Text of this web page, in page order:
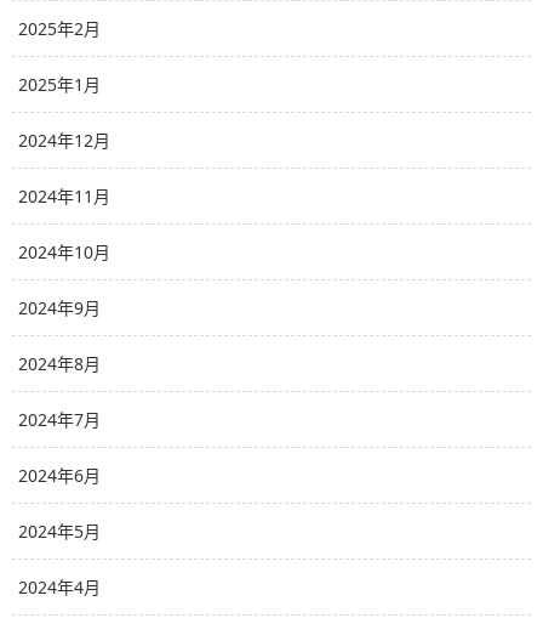
2025年2月
2025年1月
2024年12月
2024年11月
2024年10月
2024年9月
2024年8月
2024年7月
2024年6月
2024年5月
2024年4月